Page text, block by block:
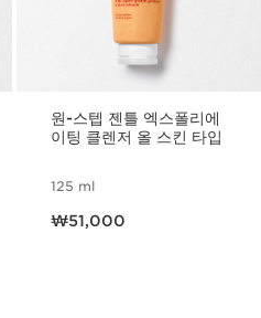
원-스텝 젠틀 엑스폴리에
이팅 클렌저 올 스킨 타입
125 ml
₩51,000